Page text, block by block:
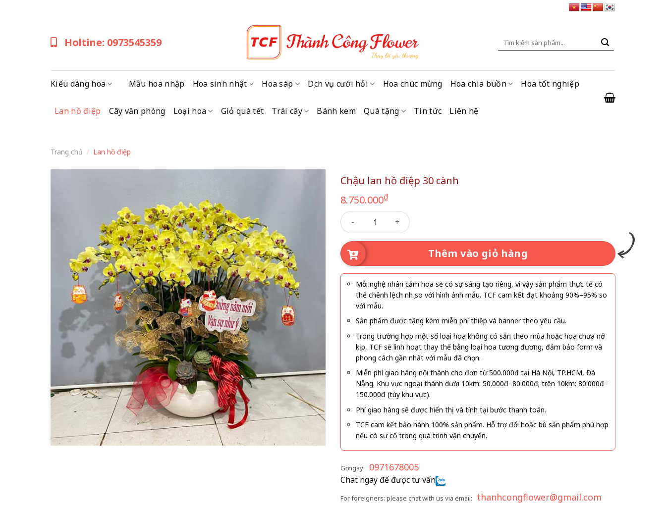
Holtine: 0973545359
Tìm
Kiểu dáng hoa Mẫu hoa nhập Hoa sinh nhật Hoa sáp Dịch vụ cưới hỏi Hoa chúc mừng Hoa chia buồn Hoa tốt nghiệp
Lan hồ điệp Cây văn phòng Loại hoa Giỏ quà tết Trái cây Bánh kem Quà tặng Tin tức Liên hệ
Trang chủ / Lan hồ điệp
Chậu lan hồ điệp 30 cành
8.750.000₫
Chậu lan hồ điệp 30 cành số lượng
Thêm vào giỏ hàng
Mỗi nghệ nhân cắm hoa sẽ có sự sáng tạo riêng, vì vậy sản phẩm thực tế có
thể chênh lệch nhẹ so với hình ảnh mẫu. TCF cam kết đạt khoảng 90%–95% so
với mẫu.
Sản phẩm được tặng kèm miễn phí thiệp và banner theo yêu cầu.
Trong trường hợp một số loại hoa không có sẵn theo mùa hoặc hoa chưa nở
kịp, TCF sẽ linh hoạt thay thế bằng loại hoa tương đương, đảm bảo form và
phong cách gần nhất với mẫu đã chọn.
Miễn phí giao hàng nội thành cho đơn từ 500.000đ tại Hà Nội, TP.HCM, Đà
Nẵng. Khu vực ngoại thành dưới 10km: 50.000đ–80.000đ; trên 10km: 80.000đ–
150.000đ (tùy khu vực).
Phí giao hàng sẽ được hiển thị và tính tại bước thanh toán.
TCF cam kết bảo hành 100% sản phẩm. Hỗ trợ đổi hoặc bù sản phẩm phù hợp
nếu có sự cố trong quá trình vận chuyển.
Gọi ngay: 0971678005
Chat ngay để được tư vấn
For foreigners: please chat with us via email: thanhcongflower@gmail.com